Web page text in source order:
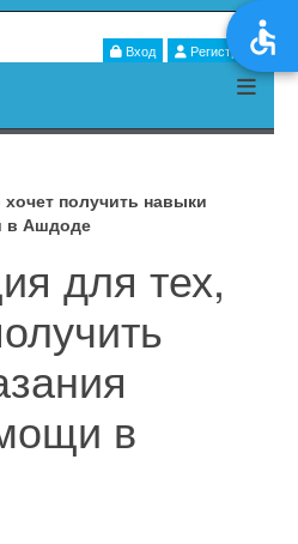
Вход Регистрация
получить навыки
в Ашдоде
для тех,
в